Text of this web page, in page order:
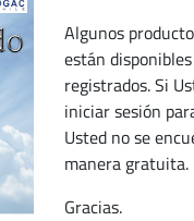
Algunos
están
registrados. Si
iniciar sesión
Usted no se
manera gratuita.
Gracias.